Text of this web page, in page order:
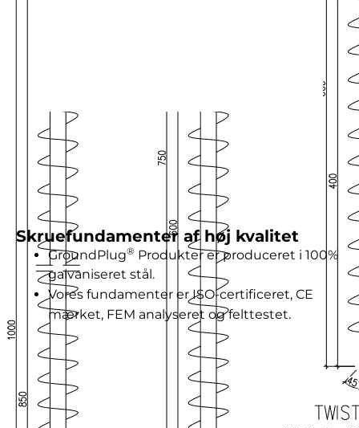
Skruefundamenter af høj kvalitet
GroundPlug® Produkter er produceret i 100%
galvaniseret stål.
Vores fundamenter er ISO-certificeret, CE
mærket, FEM analyseret og felttestet.